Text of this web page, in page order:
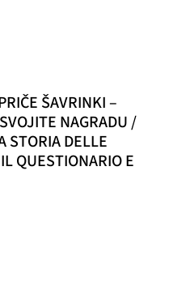
ŠAVRINKI –
NAGRADU /
STORIA DELLE
QUESTIONARIO E